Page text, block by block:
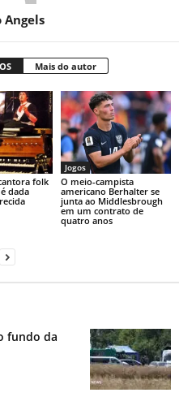
Angels
Mais do autor
folk
dada
Jogos
O meio-campista
americano Berhalter se
junta ao Middlesbrough
em um contrato de
quatro anos
fundo da